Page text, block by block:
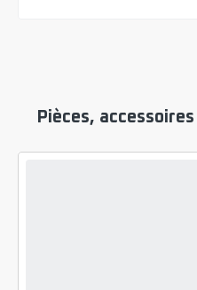
Pièces,